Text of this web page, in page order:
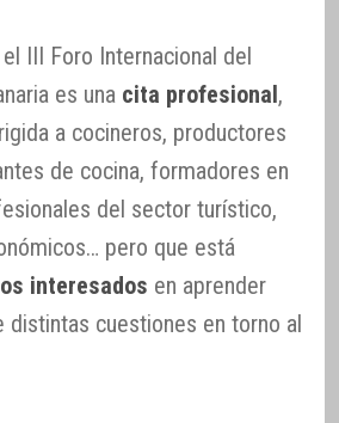
III Foro Internacional del
es una cita profesional,
a cocineros, productores
de cocina, formadores en
del sector turístico,
pero que está
interesados en aprender
distintas cuestiones en torno al